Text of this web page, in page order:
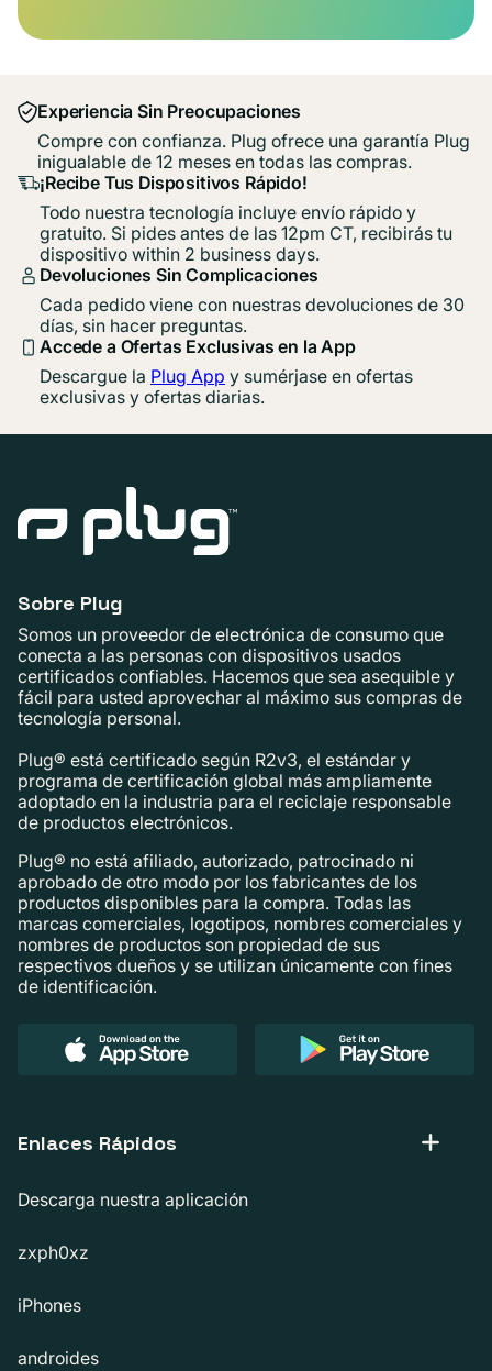
Experiencia Sin Preocupaciones
Compre con confianza. Plug ofrece una garantía Plug
inigualable de 12 meses en todas las compras.
¡Recibe Tus Dispositivos Rápido!
Todo nuestra tecnología incluye envío rápido y
gratuito. Si pides antes de las 12pm CT, recibirás tu
dispositivo within 2 business days.
Devoluciones Sin Complicaciones
Cada pedido viene con nuestras devoluciones de 30
días, sin hacer preguntas.
Accede a Ofertas Exclusivas en la App
Descargue la Plug App y sumérjase en ofertas
exclusivas y ofertas diarias.
Sobre Plug
Somos un proveedor de electrónica de consumo que
conecta a las personas con dispositivos usados ​​
certificados confiables. Hacemos que sea asequible y
fácil para usted aprovechar al máximo sus compras de
tecnología personal.
Plug® está certificado según R2v3, el estándar y
programa de certificación global más ampliamente
adoptado en la industria para el reciclaje responsable
de productos electrónicos.
Plug® no está afiliado, autorizado, patrocinado ni
aprobado de otro modo por los fabricantes de los
productos disponibles para la compra. Todas las
marcas comerciales, logotipos, nombres comerciales y
nombres de productos son propiedad de sus
respectivos dueños y se utilizan únicamente con fines
de identificación.
Enlaces Rápidos
Descarga nuestra aplicación
zxph0xz
iPhones
androides